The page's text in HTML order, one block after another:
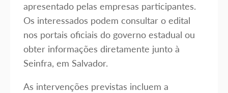
apresentado pelas empresas participantes.
Os interessados podem consultar o edital
nos portais oficiais do governo estadual ou
obter informações diretamente junto à
Seinfra, em Salvador.
As intervenções previstas incluem a